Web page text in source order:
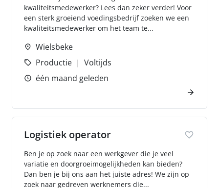
kwaliteitsmedewerker? Lees dan zeker verder! Voor
een sterk groeiend voedingsbedrijf zoeken we een
kwaliteitsmedewerker om het team te...
Wielsbeke
Productie
Voltijds
één maand geleden
Logistiek operator
Ben je op zoek naar een werkgever die je veel
variatie en doorgroeimogelijkheden kan bieden?
Dan ben je bij ons aan het juiste adres! We zijn op
zoek naar gedreven werknemers die...